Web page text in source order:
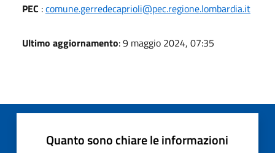
PEC :comune.gerredecaprioli@pec.regione.lombardia.it
Ultimo aggiornamento: 9 maggio 2024, 07:35
Quanto sono chiare le informazioni